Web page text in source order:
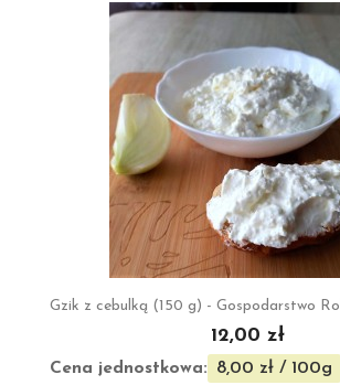
Gzik z cebulką (150 g) - Gospodarstwo
12,00 zł
Cena jednostkowa: 8,00 zł / 100g